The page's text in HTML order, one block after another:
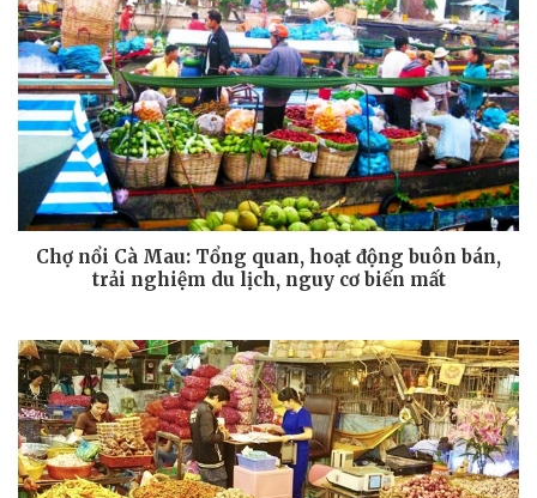
Chợ nổi Cà Mau: Tổng quan, hoạt động buôn bán,
trải nghiệm du lịch, nguy cơ biến mất